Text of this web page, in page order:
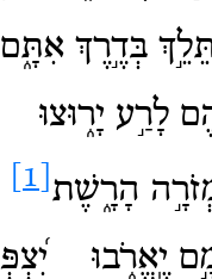
בְּדֶ֣רֶךְ
לָרַ֣ע
הָרָ֑שֶׁת
יֶֽאֱרֹ֑בוּ